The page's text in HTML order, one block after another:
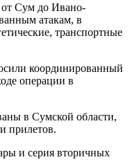
от Сум до Ивано-
атакам, в
транспортные
координированный
операции в
в Сумской области,
прилетов.
и серия вторичных